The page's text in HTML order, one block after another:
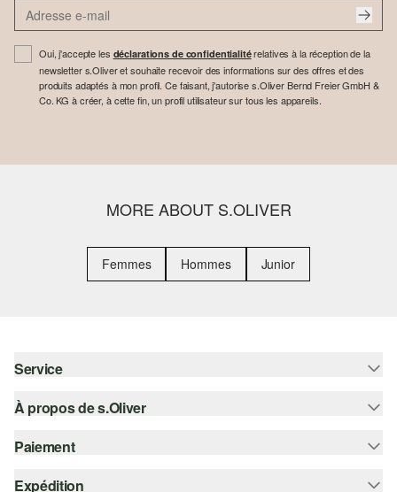
Oui, j'accepte les déclarations de confidentialitérelatives à la réception de la
newsletter s.Oliver et souhaite recevoir des informations sur des offres et des
produits adaptés à mon profil. Ce faisant, j'autorise s.Oliver Bernd Freier GmbH &
Co. KG à créer, à cette fin, un profil utilisateur sur tous les appareils.
MORE ABOUT S.OLIVER
Femmes Hommes Junior
Service
Aide - FAQ
À propos de s.Oliver
S'abonner à la Newsletter
s.Oliver Card
Paiement
Sur facture
Expédition